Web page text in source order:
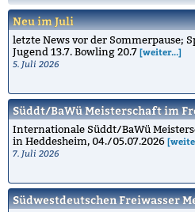
Neu im Juli
letzte News vor der Sommerpause;
Jugend 13.7. Bowling 20.7 [weiter...]
5. Juli 2026
Süddt/BaWü Meisterschaft im
Internationale Süddt/BaWü
in Heddesheim, 04./05.07.2026
7. Juli 2026
Südwestdeutschen Freiwasser